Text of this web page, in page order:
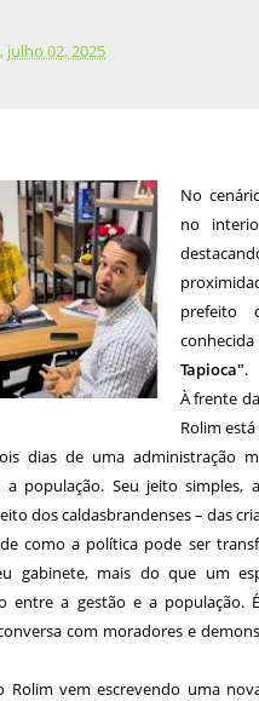
julho 02, 2025
No
no
prefeito
Tapioca".
À frente
Rolim
dias de uma administração
população. Seu jeito simples,
dos caldasbrandenses – das
como a política pode ser
gabinete, mais do que um
entre a gestão e a população.
com moradores e
Rolim vem escrevendo uma